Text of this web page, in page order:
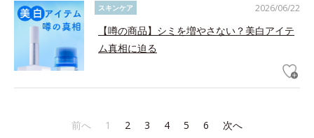
2026/06/22
スキンケア
【噂の商品】シミを増やさない？美白アイテ
ム真相に迫る
前へ 1 2 3 4 5 6 次へ